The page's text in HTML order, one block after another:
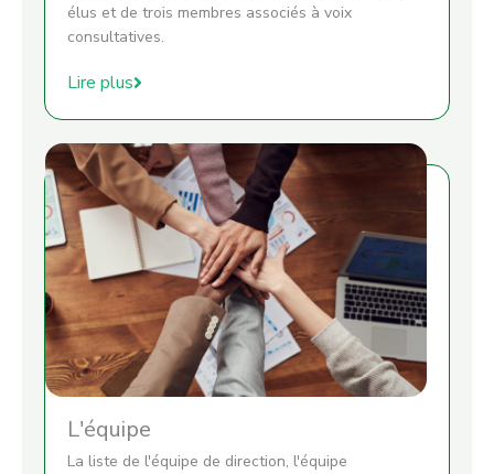
élus et de trois membres associés à voix
consultatives.
Lire plus
L'équipe
La liste de l'équipe de direction, l'équipe